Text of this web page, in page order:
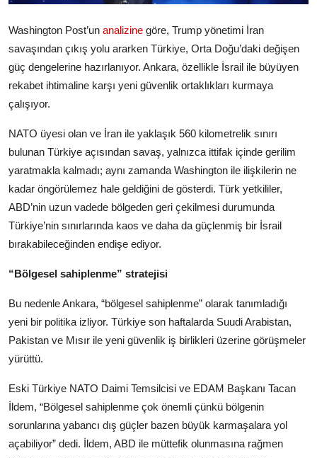
Washington Post’un analizine göre, Trump yönetimi İran
savaşından çıkış yolu ararken Türkiye, Orta Doğu’daki değişen
güç dengelerine hazırlanıyor. Ankara, özellikle İsrail ile büyüyen
rekabet ihtimaline karşı yeni güvenlik ortaklıkları kurmaya
çalışıyor.
NATO üyesi olan ve İran ile yaklaşık 560 kilometrelik sınırı
bulunan Türkiye açısından savaş, yalnızca ittifak içinde gerilim
yaratmakla kalmadı; aynı zamanda Washington ile ilişkilerin ne
kadar öngörülemez hale geldiğini de gösterdi. Türk yetkililer,
ABD’nin uzun vadede bölgeden geri çekilmesi durumunda
Türkiye’nin sınırlarında kaos ve daha da güçlenmiş bir İsrail
bırakabileceğinden endişe ediyor.
“Bölgesel sahiplenme” stratejisi
Bu nedenle Ankara, “bölgesel sahiplenme” olarak tanımladığı
yeni bir politika izliyor. Türkiye son haftalarda Suudi Arabistan,
Pakistan ve Mısır ile yeni güvenlik iş birlikleri üzerine görüşmeler
yürüttü.
Eski Türkiye NATO Daimi Temsilcisi ve EDAM Başkanı Tacan
İldem, “Bölgesel sahiplenme çok önemli çünkü bölgenin
sorunlarına yabancı dış güçler bazen büyük karmaşalara yol
açabiliyor” dedi. İldem, ABD ile müttefik olunmasına rağmen